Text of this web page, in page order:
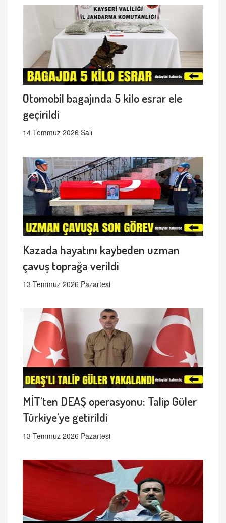
Otomobil bagajında 5 kilo esrar ele
geçirildi
14 Temmuz 2026 Salı
Kazada hayatını kaybeden uzman
çavuş toprağa verildi
13 Temmuz 2026 Pazartesi
MİT'ten DEAŞ operasyonu: Talip Güler
Türkiye'ye getirildi
13 Temmuz 2026 Pazartesi